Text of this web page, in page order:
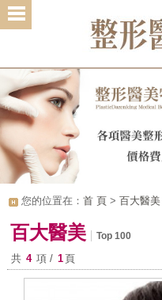
您的位置在： 首 頁> 百大醫美
百大醫美 Top 100
共 4 項 / 1頁